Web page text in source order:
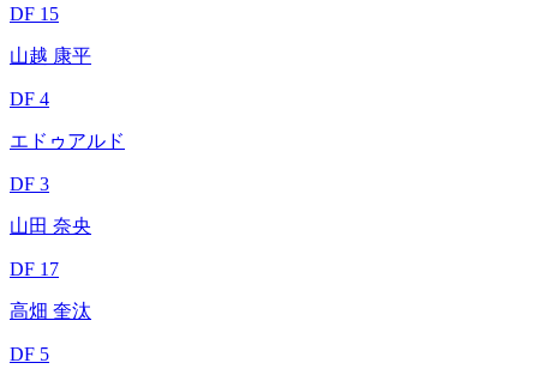
DF 15
山越 康平
DF 4
エドゥアルド
DF 3
山田 奈央
DF 17
高畑 奎汰
DF 5